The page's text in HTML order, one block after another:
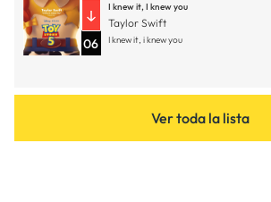
06
I knew it, I knew you
Taylor Swift
I knew it, i knew you
Ver toda la lista